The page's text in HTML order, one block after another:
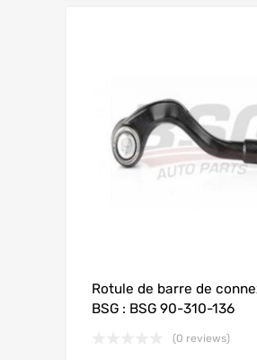
Rotule de barre de
BSG : BSG 90-310-136
(0 reviews)